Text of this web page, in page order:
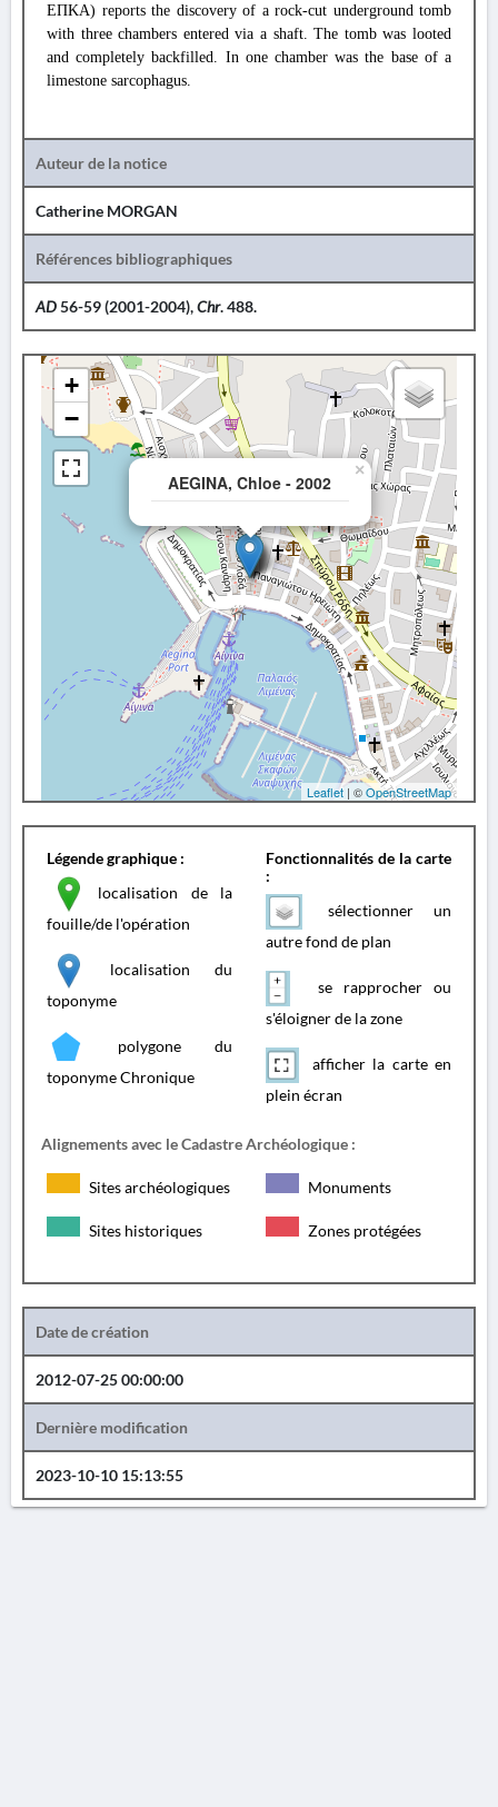
ΕΠΚΑ) reports the discovery of a rock-cut underground tomb
with three chambers entered via a shaft. The tomb was looted
and completely backfilled. In one chamber was the base of a
limestone sarcophagus.
Auteur de la notice
Catherine MORGAN
Références bibliographiques
AD56-59 (2001-2004),Chr. 488.
AEGINA, Chloe - 2002
×
+
−
Leaflet | ©OpenStreetMap
Légende graphique :
localisation de la
fouille/de l'opération
localisation du
toponyme
polygone du
toponyme Chronique
Fonctionnalités de la carte
:
sélectionner un
autre fond de plan
se rapprocher ou
s'éloigner de la zone
afficher la carte en
plein écran
Alignements avec le Cadastre Archéologique :
Sites archéologiques Monuments
Sites historiques Zones protégées
Date de création
2012-07-25 00:00:00
Dernière modification
2023-10-10 15:13:55